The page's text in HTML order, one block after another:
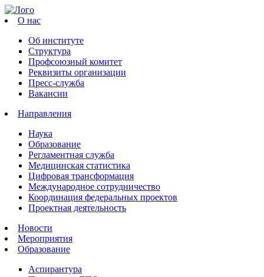
О нас
Об институте
Структура
Профсоюзный комитет
Реквизиты организации
Пресс-служба
Вакансии
Направления
Наука
Образование
Регламентная служба
Медицинская статистика
Цифровая трансформация
Международное сотрудничество
Координация федеральных проектов
Проектная деятельность
Новости
Мероприятия
Образование
Аспирантура